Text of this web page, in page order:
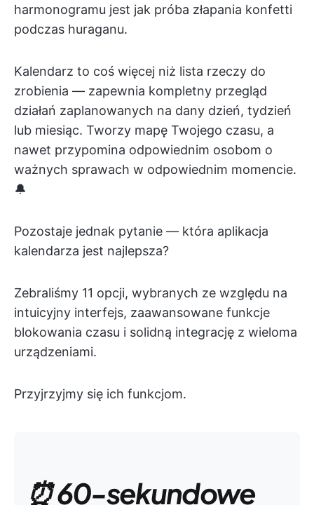
harmonogramu jest jak próba złapania konfetti
podczas huraganu.
Kalendarz to coś więcej niż lista rzeczy do
zrobienia — zapewnia kompletny przegląd
działań zaplanowanych na dany dzień, tydzień
lub miesiąc. Tworzy mapę Twojego czasu, a
nawet przypomina odpowiednim osobom o
ważnych sprawach w odpowiednim momencie.
🔔
Pozostaje jednak pytanie — która aplikacja
kalendarza jest najlepsza?
Zebraliśmy 11 opcji, wybranych ze względu na
intuicyjny interfejs, zaawansowane funkcje
blokowania czasu i solidną integrację z wieloma
urządzeniami.
Przyjrzyjmy się ich funkcjom.
⏰ 60-sekundowe